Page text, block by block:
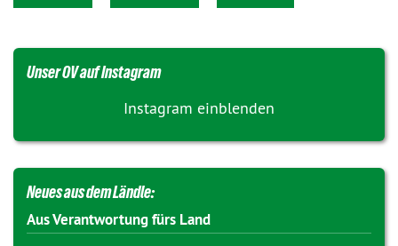
Unser OV auf Instagram
Instagram einblenden
Neues aus dem Ländle:
Aus Verantwortung fürs Land